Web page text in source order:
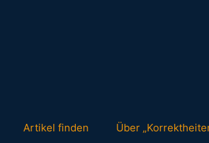
Artikel finden Über